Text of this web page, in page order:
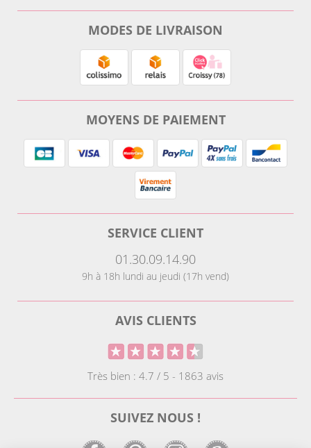
MODES DE LIVRAISON
MOYENS DE PAIEMENT
SERVICE CLIENT
01.30.09.14.90
9h à 18h lundi au jeudi (17h vend)
AVIS CLIENTS
Très bien : 4.7 / 5 - 1863 avis
SUIVEZ NOUS !